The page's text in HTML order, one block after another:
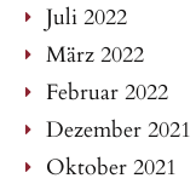
Juli 2022
März 2022
Februar 2022
Dezember 2021
Oktober 2021